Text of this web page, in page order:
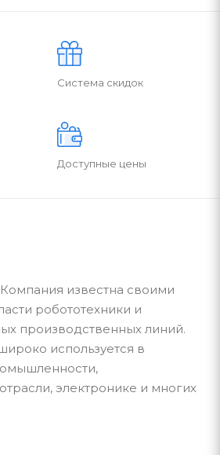
Система скидок
Доступные цены
Компания известна своими
робототехники и
производственных линий.
используется в
электронике и многих